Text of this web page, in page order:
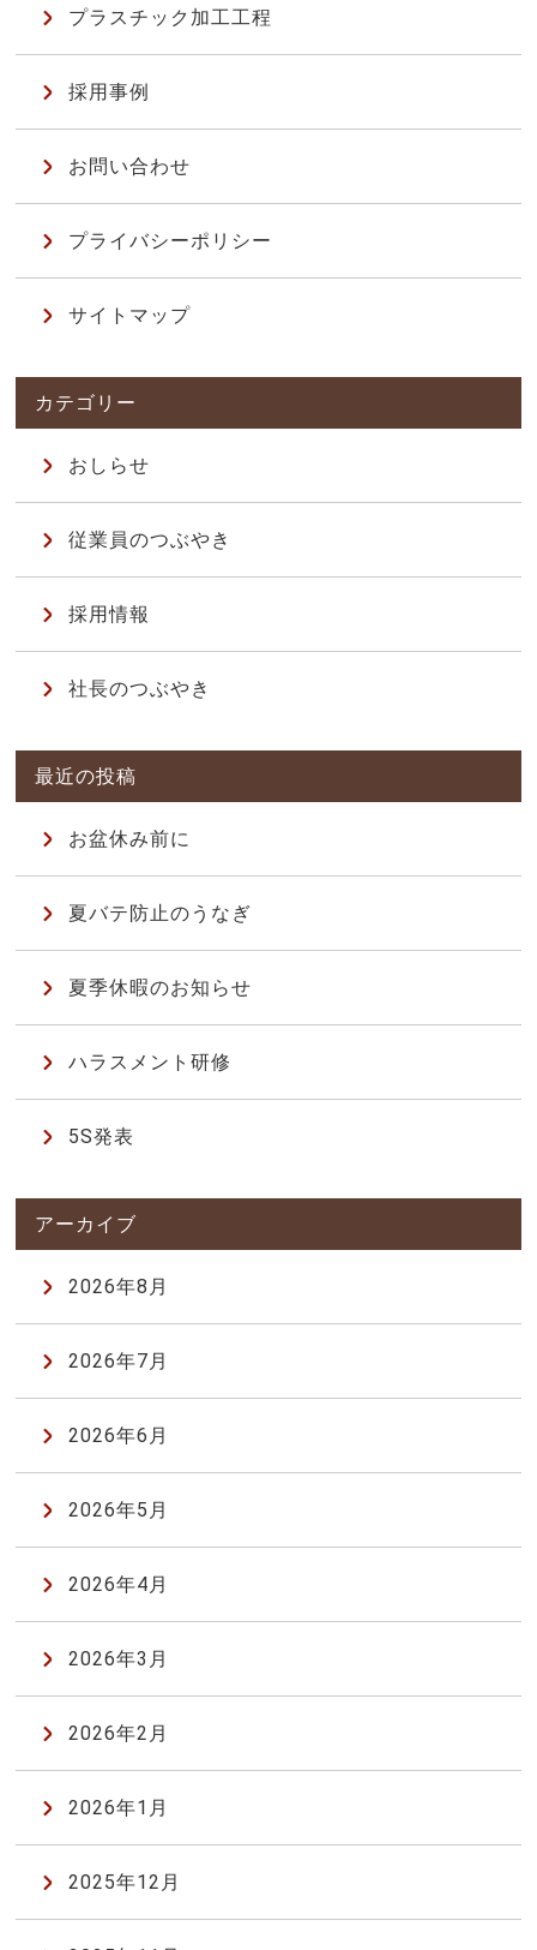
プラスチック加工工程
採用事例
お問い合わせ
プライバシーポリシー
サイトマップ
おしらせ
従業員のつぶやき
採用情報
社長のつぶやき
お盆休み前に
夏バテ防止のうなぎ
夏季休暇のお知らせ
ハラスメント研修
5S発表
2026年8月
2026年7月
2026年6月
2026年5月
2026年4月
2026年3月
2026年2月
2026年1月
2025年12月